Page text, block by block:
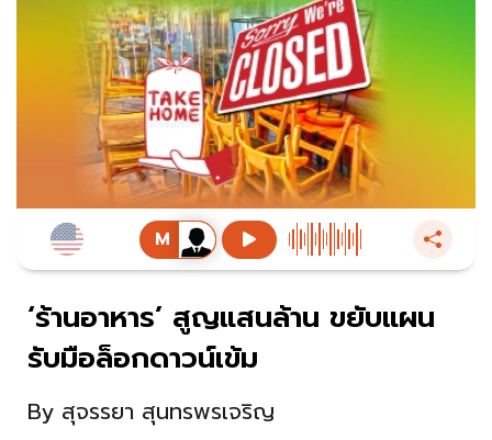
‘ร้านอาหาร’ สูญแสนล้าน ขยับแผน
รับมือล็อกดาวน์เข้ม
By สุจรรยา สุนทรพรเจริญ